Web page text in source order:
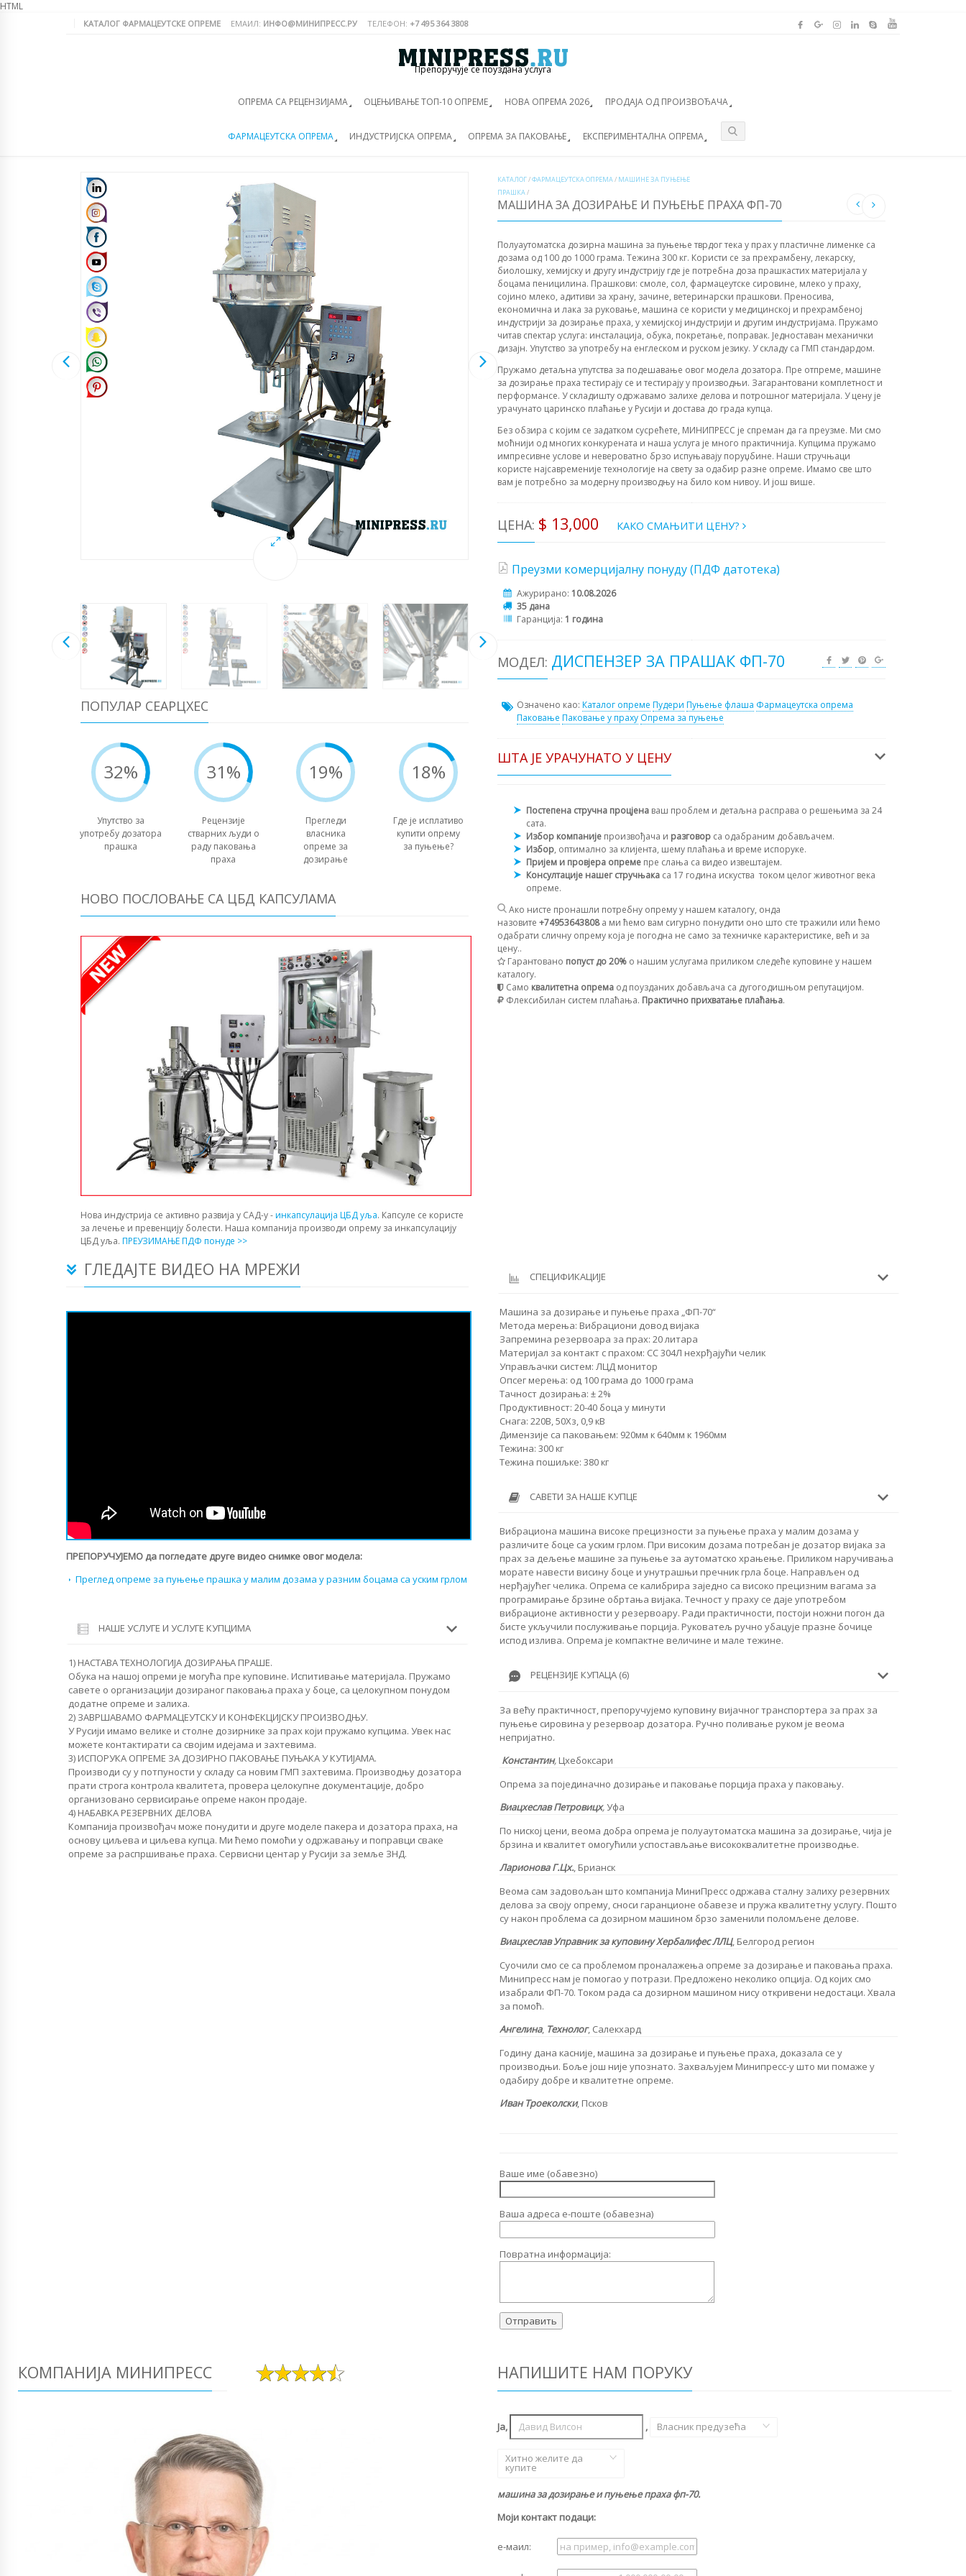
HTML
КАТАЛОГ ФАРМАЦЕУТСКЕ ОПРЕМЕ ЕМАИЛ: ИНФО@МИНИПРЕСС.РУ ТЕЛЕФОН: +7 495 364 3808
Препоручује се поуздана услуга
ОПРЕМА СА РЕЦЕНЗИЈАМА ОЦЕЊИВАЊЕ ТОП-10 ОПРЕМЕ НОВА ОПРЕМА 2026 ПРОДАЈА ОД ПРОИЗВОЂАЧА
ФАРМАЦЕУТСКА ОПРЕМА ИНДУСТРИЈСКА ОПРЕМА ОПРЕМА ЗА ПАКОВАЊЕ ЕКСПЕРИМЕНТАЛНА ОПРЕМА
ПОПУЛАР СЕАРЦХЕС
32%
Упутство за
употребу дозатора
прашка
31%
Рецензије
стварних људи о
раду паковања
праха
19%
Прегледи
власника
опреме за
дозирање
18%
Где је исплативо
купити опрему
за пуњење?
НОВО ПОСЛОВАЊЕ СА ЦБД КАПСУЛАМА
Нова индустрија се активно развија у САД-у -инкапсулација ЦБД уља. Капсуле се користе
за лечење и превенцију болести. Наша компанија производи опрему за инкапсулацију
ЦБД уља. ПРЕУЗИМАЊЕ ПДФ понуде >>
КАТАЛОГ/ФАРМАЦЕУТСКА ОПРЕМА/ МАШИНЕ ЗА ПУЊЕЊЕ
ПРАШКА/
МАШИНА ЗА ДОЗИРАЊЕ И ПУЊЕЊЕ ПРАХА ФП-70
Полуаутоматска дозирна машина за пуњење тврдог тека у прах у пластичне лименке са
дозама од 100 до 1000 грама. Тежина 300 кг. Користи се за прехрамбену, лекарску,
биолошку, хемијску и другу индустрију где је потребна доза прашкастих материјала у
боцама пеницилина. Прашкови: смоле, сол, фармацеутске сировине, млеко у праху,
сојино млеко, адитиви за храну, зачине, ветеринарски прашкови. Преносива,
економична и лака за руковање, машина се користи у медицинској и прехрамбеној
индустрији за дозирање праха, у хемијској индустрији и другим индустријама. Пружамо
читав спектар услуга: инсталација, обука, покретање, поправак. Једноставан механички
дизајн. Упутство за употребу на енглеском и руском језику. У складу са ГМП стандардом.
Пружамо детаљна упутства за подешавање овог модела дозатора. Пре отпреме, машине
за дозирање праха тестирају се и тестирају у производњи. Загарантовани комплетност и
перформансе. У складишту одржавамо залихе делова и потрошног материјала. У цену је
урачунато царинско плаћање у Русији и достава до града купца.
Без обзира с којим се задатком сусрећете, МИНИПРЕСС је спреман да га преузме. Ми смо
моћнији од многих конкурената и наша услуга је много практичнија. Купцима пружамо
импресивне услове и невероватно брзо испуњавају поруџбине. Наши стручњаци
користе најсавременије технологије на свету за одабир разне опреме. Имамо све што
вам је потребно за модерну производњу на било ком нивоу. И још више.
ЦЕНА: $ 13,000 КАКО СМАЊИТИ ЦЕНУ?
Преузми комерцијалну понуду (ПДФ датотека)
Ажурирано: 10.08.2026
35 дана
Гаранција: 1 година
МОДЕЛ: ДИСПЕНЗЕР ЗА ПРАШАК ФП-70
Означено као: Каталог опреме Пудери Пуњење флаша Фармацеутска опрема
Паковање Паковање у праху Опрема за пуњење
ШТА ЈЕ УРАЧУНАТО У ЦЕНУ
Постепена стручна процјена ваш проблем и детаљна расправа о решењима за 24
сата.
Избор компаније произвођача и разговор са одабраним добављачем.
Избор, оптимално за клијента, шему плаћања и време испоруке.
Пријем и провјера опреме пре слања са видео извештајем.
Консултације нашег стручњака са 17 година искуства током целог животног века
опреме.
Ако нисте пронашли потребну опрему у нашем каталогу, онда
назовите +74953643808а ми ћемо вам сигурно понудити оно што сте тражили или ћемо
одабрати сличну опрему која је погодна не само за техничке карактеристике, већ и за
цену..
Гарантовано попуст до 20% о нашим услугама приликом следеће куповине у нашем
каталогу.
Само квалитетна опрема од поузданих добављача са дугогодишњом репутацијом.
Флексибилан систем плаћања. Практично прихватање плаћања.
ГЛЕДАЈТЕ ВИДЕО НА МРЕЖИ
ПРЕПОРУЧУЈЕМО да погледате друге видео снимке овог модела:
Преглед опреме за пуњење прашка у малим дозама у разним боцама са уским грлом
НАШЕ УСЛУГЕ И УСЛУГЕ КУПЦИМА
1) НАСТАВА ТЕХНОЛОГИЈА ДОЗИРАЊА ПРАШЕ.
Обука на нашој опреми је могућа пре куповине. Испитивање материјала. Пружамо
савете о организацији дозираног паковања праха у боце, са целокупном понудом
додатне опреме и залиха.
2) ЗАВРШАВАМО ФАРМАЦЕУТСКУ И КОНФЕКЦИЈСКУ ПРОИЗВОДЊУ.
У Русији имамо велике и столне дозирнике за прах који пружамо купцима. Увек нас
можете контактирати са својим идејама и захтевима.
3) ИСПОРУКА ОПРЕМЕ ЗА ДОЗИРНО ПАКОВАЊЕ ПУЊАКА У КУТИЈАМА.
Производи су у потпуности у складу са новим ГМП захтевима. Производњу дозатора
прати строга контрола квалитета, провера целокупне документације, добро
организовано сервисирање опреме након продаје.
4) НАБАВКА РЕЗЕРВНИХ ДЕЛОВА
Компанија произвођач може понудити и друге моделе пакера и дозатора праха, на
основу циљева и циљева купца. Ми ћемо помоћи у одржавању и поправци сваке
опреме за распршивање праха. Сервисни центар у Русији за земље ЗНД.
СПЕЦИФИКАЦИЈЕ
Машина за дозирање и пуњење праха „ФП-70“
Метода мерења: Вибрациони довод вијака
Запремина резервоара за прах: 20 литара
Материјал за контакт с прахом: СС 304Л нехрђајући челик
Управљачки систем: ЛЦД монитор
Опсег мерења: од 100 грама до 1000 грама
Тачност дозирања: ± 2%
Продуктивност: 20-40 боца у минути
Снага: 220В, 50Хз, 0,9 кВ
Димензије са паковањем: 920мм к 640мм к 1960мм
Тежина: 300 кг
Тежина пошиљке: 380 кг
САВЕТИ ЗА НАШЕ КУПЦЕ
Вибрациона машина високе прецизности за пуњење праха у малим дозама у
различите боце са уским грлом. При високим дозама потребан је дозатор вијака за
прах за дељење машине за пуњење за аутоматско храњење. Приликом наручивања
морате навести висину боце и унутрашњи пречник грла боце. Направљен од
нерђајућег челика. Опрема се калибрира заједно са високо прецизним вагама за
програмирање брзине обртања вијака. Течност у праху се даје употребом
вибрационе активности у резервоару. Ради практичности, постоји ножни погон да
бисте укључили послуживање порција. Руковатељ ручно убацује празне бочице
испод излива. Опрема је компактне величине и мале тежине.
РЕЦЕНЗИЈЕ КУПАЦА (6)
За већу практичност, препоручујемо куповину вијачног транспортера за прах за
пуњење сировина у резервоар дозатора. Ручно поливање руком је веома
непријатно.
Константин, Цхебоксари
Опрема за појединачно дозирање и паковање порција праха у паковању.
Виацхеслав Петровицх,Уфа
По ниској цени, веома добра опрема је полуаутоматска машина за дозирање, чија је
брзина и квалитет омогућили успостављање висококвалитетне производње.
ЛарионоваГ.Цх., Брианск
Веома сам задовољан што компанија МиниПресс одржава сталну залиху резервних
делова за своју опрему, сноси гаранционе обавезе и пружа квалитетну услугу. Пошто
су након проблема са дозирном машином брзо заменили поломљене делове.
ВиацхеславУправник за куповинуХербалифес ЛЛЦ, Белгород регион
Суочили смо се са проблемом проналажења опреме за дозирање и паковања праха.
Минипресс нам је помогао у потрази. Предложено неколико опција. Од којих смо
изабрали ФП-70. Током рада са дозирном машином нису откривени недостаци. Хвала
за помоћ.
Ангелина, Технолог, Салекхард
Годину дана касније, машина за дозирање и пуњење праха, доказала се у
производњи. Боље још није упознато. Захваљујем Минипресс-у што ми помаже у
одабиру добре и квалитетне опреме.
Иван Троеколски, Псков
Ваше име (обавезно)
Ваша адреса е-поште (обавезна)
Повратна информација:
КОМПАНИЈА МИНИПРЕСС НАПИШИТЕ НАМ ПОРУКУ
Ја, , Власник предузећа
,
Хитно желите да
купите
машина за дозирање и пуњење праха фп-70.
Моји контакт подаци:
е-маил: